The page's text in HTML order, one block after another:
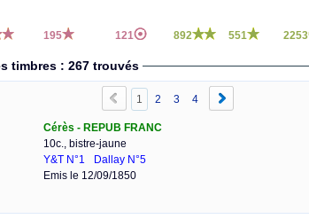
195 121 892 551 2253
timbres : 267 trouvés
1 2 3 4
Cérès - REPUB FRANC
10c., bistre-jaune
Y&T N°1
Dallay N°5
Emis le 12/09/1850